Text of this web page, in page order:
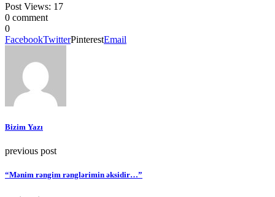
Post Views: 17
0 comment
0
FacebookTwitterPinterestEmail
Bizim Yazı
previous post
“Mənim rəngim rənglərimin əksidir…”